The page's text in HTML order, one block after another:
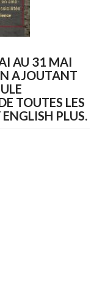
AU 31 MAI
AJOUTANT
TOUTES LES
PLUS.